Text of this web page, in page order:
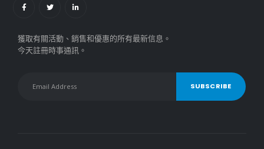
獲取有關活動、銷售和優惠的所有最新信息。
今天註冊時事通訊。